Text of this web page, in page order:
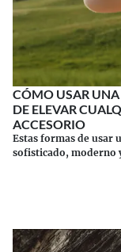
CÓMO USAR
DE ELEVAR
ACCESORIO
Estas formas de usar
sofisticado, moderno